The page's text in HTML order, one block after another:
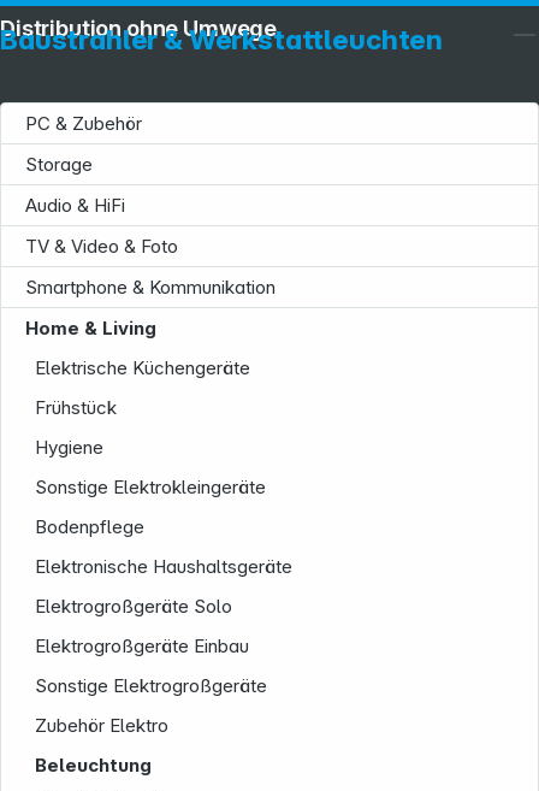
Baustrahler & Werkstattleuchten
PC & Zubehör
Storage
Audio & HiFi
TV & Video & Foto
Smartphone & Kommunikation
Home & Living
Elektrische Küchengeräte
Frühstück
Hygiene
Sonstige Elektrokleingeräte
Bodenpflege
Elektronische Haushaltsgeräte
Elektrogroßgeräte Solo
Elektrogroßgeräte Einbau
Sonstige Elektrogroßgeräte
Zubehör Elektro
Beleuchtung
Distribution ohne Umwege